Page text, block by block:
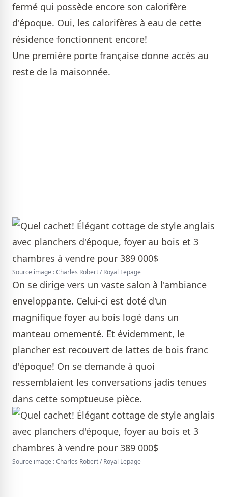
fermé qui possède encore son calorifère
d'époque. Oui, les calorifères à eau de cette
résidence fonctionnent encore!
Une première porte française donne accès au
reste de la maisonnée.
Source image : Charles Robert / Royal Lepage
On se dirige vers un vaste salon à l'ambiance
enveloppante. Celui-ci est doté d'un
magnifique foyer au bois logé dans un
manteau ornementé. Et évidemment, le
plancher est recouvert de lattes de bois franc
d'époque! On se demande à quoi
ressemblaient les conversations jadis tenues
dans cette somptueuse pièce.
Source image : Charles Robert / Royal Lepage